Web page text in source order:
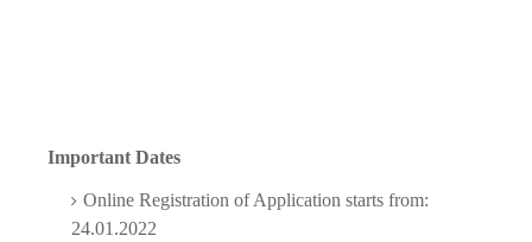
Important Dates
Online Registration of Application starts from:
24.01.2022